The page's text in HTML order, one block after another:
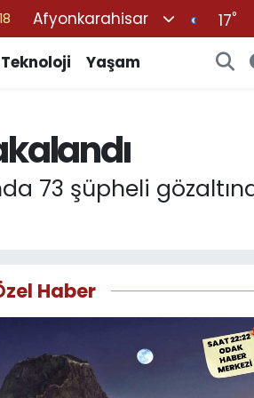
Afyonkarahisar 17°
Teknoloji Yaşam
73 şüpheli
Haber